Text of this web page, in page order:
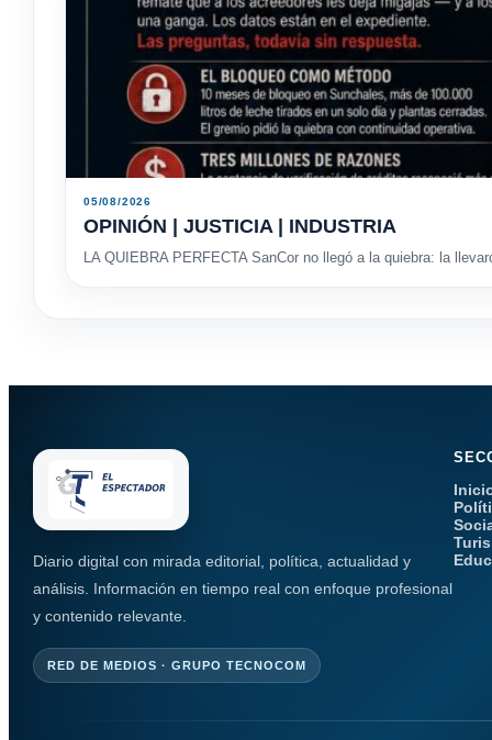
05/08/2026
OPINIÓN | JUSTICIA | INDUSTRIA
LA QUIEBRA PERFECTA SanCor no llegó a la quiebra: la
Diario digital con mirada editorial, política, actualidad y
análisis. Información en tiempo real con enfoque profesional
y contenido relevante.
RED DE MEDIOS · GRUPO TECNOCOM